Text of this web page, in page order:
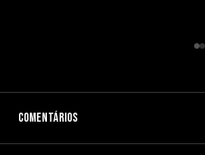
Comentários